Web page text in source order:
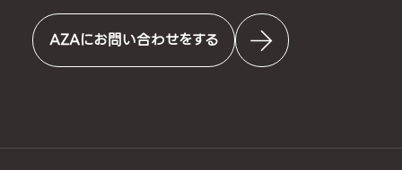
AZAにお問い合わせをする